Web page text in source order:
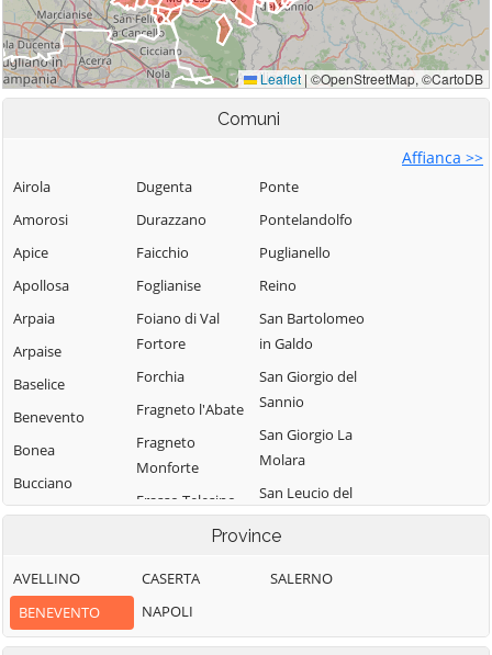
Comuni
Affianca >>
Airola
Amorosi
Apice
Apollosa
Arpaia
Arpaise
Baselice
Benevento
Bonea
Bucciano
Buonalbergo
Campolattaro
Campoli del
Monte Taburno
Dugenta
Durazzano
Faicchio
Foglianise
Foiano di Val
Fortore
Forchia
Fragneto l'Abate
Fragneto
Monforte
Frasso Telesino
Ginestra degli
Sanframondi
Limatola
Ponte
Pontelandolfo
Puglianello
Reino
San Bartolomeo
in Galdo
San Giorgio del
Sannio
San Giorgio La
Molara
San Leucio del
Sannio
San Lorenzo
San Lupo
Province
AVELLINO
BENEVENTO
CASERTA
NAPOLI
SALERNO